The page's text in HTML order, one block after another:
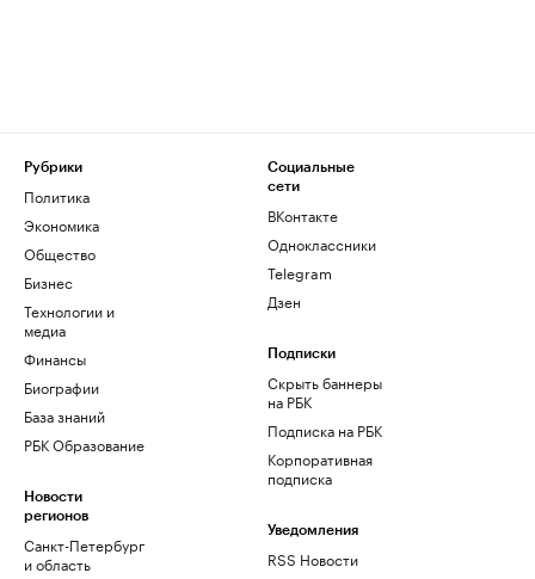
Рубрики
Политика
Экономика
Общество
Бизнес
Технологии и
медиа
Финансы
Биографии
База знаний
РБК Образование
Новости
регионов
Санкт-Петербург
и область
Социальные
сети
ВКонтакте
Одноклассники
Telegram
Дзен
Подписки
Скрыть баннеры
на РБК
Подписка на РБК
Корпоративная
подписка
Уведомления
RSS Новости